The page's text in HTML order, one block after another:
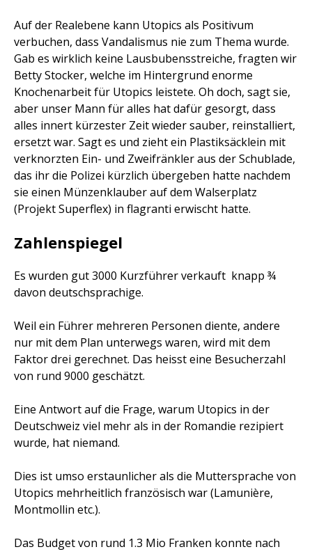
Auf der Realebene kann Utopics als Positivum
verbuchen, dass Vandalismus nie zum Thema wurde.
Gab es wirklich keine Lausbubensstreiche, fragten wir
Betty Stocker, welche im Hintergrund enorme
Knochenarbeit für Utopics leistete. Oh doch, sagt sie,
aber unser Mann für alles hat dafür gesorgt, dass
alles innert kürzester Zeit wieder sauber, reinstalliert,
ersetzt war. Sagt es und zieht ein Plastiksäcklein mit
verknorzten Ein- und Zweifränkler aus der Schublade,
das ihr die Polizei kürzlich übergeben hatte nachdem
sie einen Münzenklauber auf dem Walserplatz
(Projekt Superflex) in flagranti erwischt hatte.
Zahlenspiegel
Es wurden gut 3000 Kurzführer verkauft  knapp ¾
davon deutschsprachige.
Weil ein Führer mehreren Personen diente, andere
nur mit dem Plan unterwegs waren, wird mit dem
Faktor drei gerechnet. Das heisst eine Besucherzahl
von rund 9000 geschätzt.
Eine Antwort auf die Frage, warum Utopics in der
Deutschweiz viel mehr als in der Romandie rezipiert
wurde, hat niemand.
Dies ist umso erstaunlicher als die Muttersprache von
Utopics mehrheitlich französisch war (Lamunière,
Montmollin etc.).
Das Budget von rund 1.3 Mio Franken konnte nach